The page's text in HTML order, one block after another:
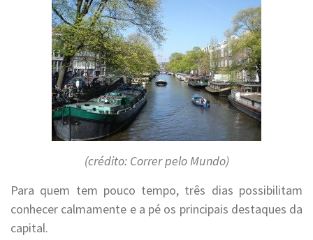
(crédito: Correr pelo Mundo)
Para quem tem pouco tempo, três dias possibilitam
conhecer calmamente e a pé os principais destaques da
capital.